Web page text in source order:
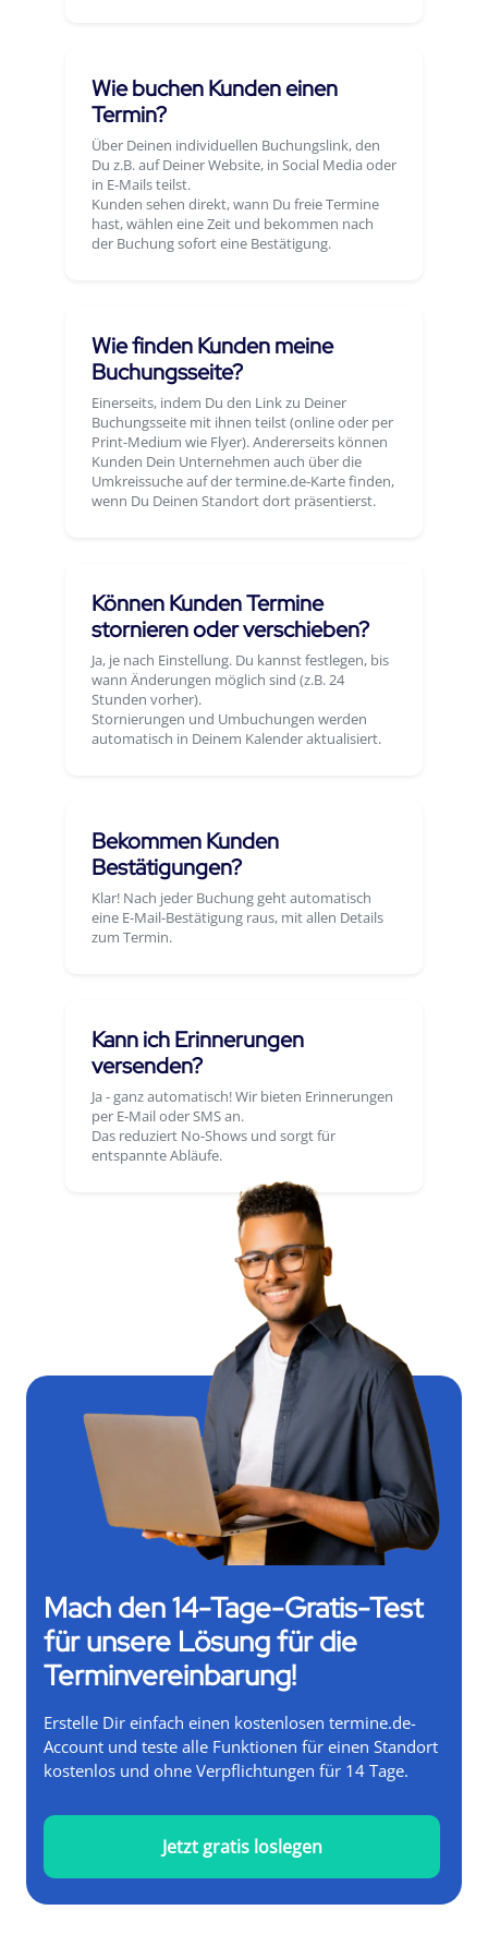
Wie buchen Kunden einen
Termin?
Über Deinen individuellen Buchungslink, den
Du z.B. auf Deiner Website, in Social Media oder
in E-Mails teilst.
Kunden sehen direkt, wann Du freie Termine
hast, wählen eine Zeit und bekommen nach
der Buchung sofort eine Bestätigung.
Wie finden Kunden meine
Buchungsseite?
Einerseits, indem Du den Link zu Deiner
Buchungsseite mit ihnen teilst (online oder per
Print-Medium wie Flyer). Andererseits können
Kunden Dein Unternehmen auch über die
Umkreissuche auf der termine.de-Karte finden,
wenn Du Deinen Standort dort präsentierst.
Können Kunden Termine
stornieren oder verschieben?
Ja, je nach Einstellung. Du kannst festlegen, bis
wann Änderungen möglich sind (z.B. 24
Stunden vorher).
Stornierungen und Umbuchungen werden
automatisch in Deinem Kalender aktualisiert.
Bekommen Kunden
Bestätigungen?
Klar! Nach jeder Buchung geht automatisch
eine E-Mail-Bestätigung raus, mit allen Details
zum Termin.
Kann ich Erinnerungen
versenden?
Ja - ganz automatisch! Wir bieten Erinnerungen
per E-Mail oder SMS an.
Das reduziert No-Shows und sorgt für
entspannte Abläufe.
Mach den 14-Tage-Gratis-Test
für unsere Lösung für die
Terminvereinbarung!
Erstelle Dir einfach einen kostenlosen termine.de-
Account und teste alle Funktionen für einen Standort
kostenlos und ohne Verpflichtungen für 14 Tage.
Jetzt gratis loslegen